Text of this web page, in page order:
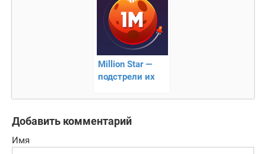
Million Star —
подстрели их
Добавить комментарий
Имя